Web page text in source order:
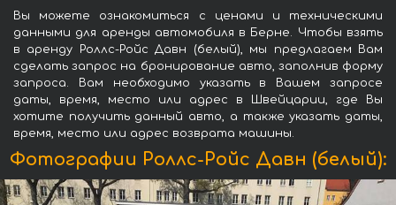
Вы можете ознакомиться с ценами и техническими
данными для аренды автомобиля в Берне. Чтобы взять
в аренду Роллс-Ройс Давн (белый), мы предлагаем Вам
сделать запрос на бронирование авто, заполнив форму
запроса. Вам необходимо указать в Вашем запросе
даты, время, место или адрес в Швейцарии, где Вы
хотите получить данный авто, а также указать даты,
время, место или адрес возврата машины.
Фотографии Роллс-Ройс Давн (белый):